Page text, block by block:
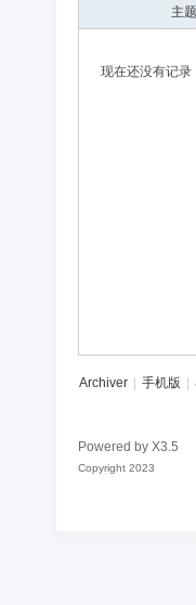
主题
现在还没有记录
Archiver 手机版
Powered by X3.5
Copyright 2023